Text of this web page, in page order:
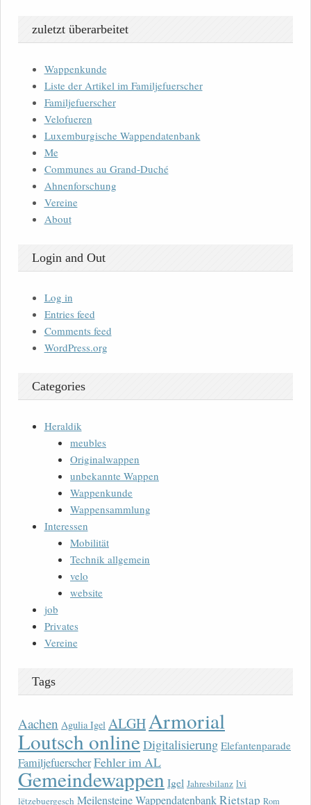
zuletzt überarbeitet
Wappenkunde
Liste der Artikel im Familjefuerscher
Familjefuerscher
Velofueren
Luxemburgische Wappendatenbank
Me
Communes au Grand-Duché
Ahnenforschung
Vereine
About
Login and Out
Log in
Entries feed
Comments feed
WordPress.org
Categories
Heraldik
meubles
Originalwappen
unbekannte Wappen
Wappenkunde
Wappensammlung
Interessen
Mobilität
Technik allgemein
velo
website
job
Privates
Vereine
Tags
Aachen Agulia Igel ALGHArmorial
Loutsch onlineDigitalisierung Elefantenparade
FamiljefuerscherFehler im AL
Gemeindewappen Igel Jahresbilanz lvi
lëtzebuergesch Meilensteine WappendatenbankRietstap Rom